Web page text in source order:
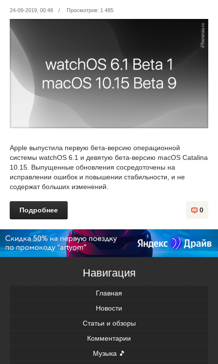
24-09-2019, 00:48 / Просмотров: 1 485
Apple выпустила первую бета-версию операционной
системы watchOS 6.1 и девятую бета-версию macOS Catalina
10.15. Выпущенные обновления сосредоточены на
исправлении ошибок и повышении стабильности, и не
содержат больших изменений.
Подробнее 0
Навигация
Главная
Новости
Статьи и обзоры
Комментарии
Музыка 🎵